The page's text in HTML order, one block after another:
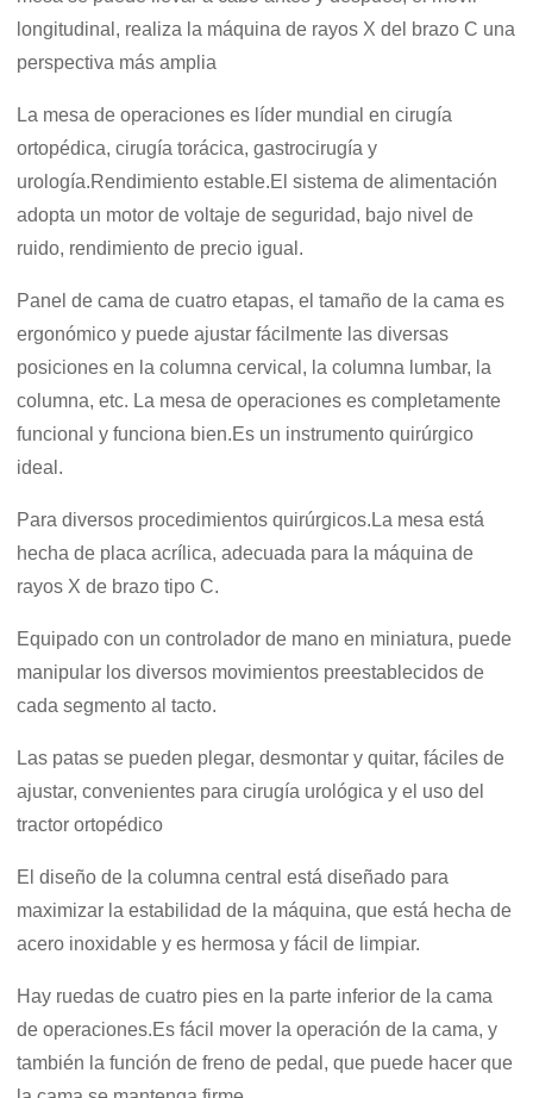
longitudinal, realiza la máquina de rayos X del brazo C una
perspectiva más amplia
La mesa de operaciones es líder mundial en cirugía
ortopédica, cirugía torácica, gastrocirugía y
urología.Rendimiento estable.El sistema de alimentación
adopta un motor de voltaje de seguridad, bajo nivel de
ruido, rendimiento de precio igual.
Panel de cama de cuatro etapas, el tamaño de la cama es
ergonómico y puede ajustar fácilmente las diversas
posiciones en la columna cervical, la columna lumbar, la
columna, etc. La mesa de operaciones es completamente
funcional y funciona bien.Es un instrumento quirúrgico
ideal.
Para diversos procedimientos quirúrgicos.La mesa está
hecha de placa acrílica, adecuada para la máquina de
rayos X de brazo tipo C.
Equipado con un controlador de mano en miniatura, puede
manipular los diversos movimientos preestablecidos de
cada segmento al tacto.
Las patas se pueden plegar, desmontar y quitar, fáciles de
ajustar, convenientes para cirugía urológica y el uso del
tractor ortopédico
El diseño de la columna central está diseñado para
maximizar la estabilidad de la máquina, que está hecha de
acero inoxidable y es hermosa y fácil de limpiar.
Hay ruedas de cuatro pies en la parte inferior de la cama
de operaciones.Es fácil mover la operación de la cama, y ​​
también la función de freno de pedal, que puede hacer que